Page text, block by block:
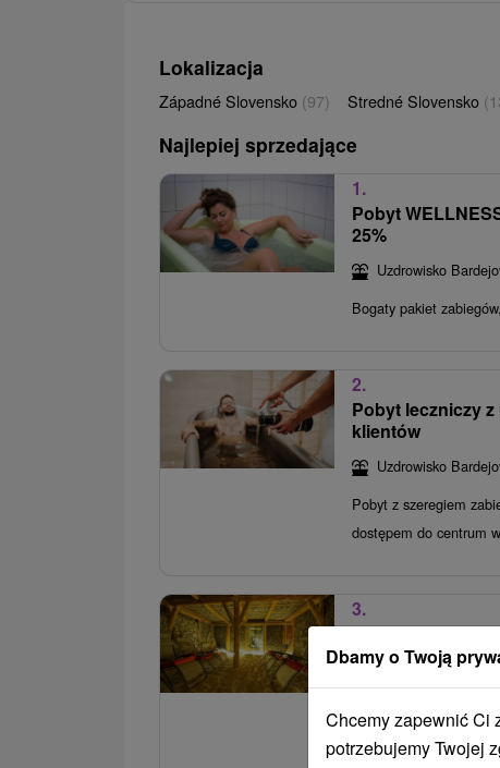
Lokalizacja
Západné Slovensko (97) Stredné Slovensko
Najlepiej sprzedające
1.
Pobyt
25%
Uzdrowisko
Bogaty pakiet
2.
Pobyt leczniczy z
klientów
Uzdrowisko
Pobyt z szeregiem
dostępem do centrum
3.
Pobyt leczniczy
wypoczynek i
Uzdrowisko
Pobyt w uzdrowisku z
dziennie i wellness.
Dbamy o Twoją
Chcemy zapewnić Ci
potrzebujemy Twojej